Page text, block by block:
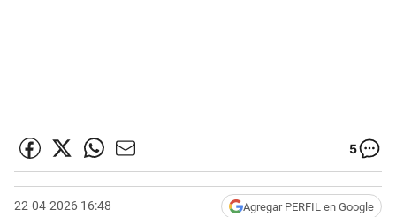
5
22-04-2026 16:48 Agregar PERFIL en Google